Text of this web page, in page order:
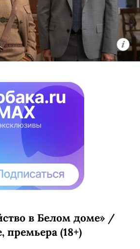
в Белом доме» /
премьера (18+)